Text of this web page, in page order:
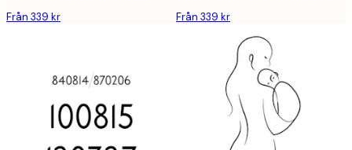
Från 339 kr Från 339 kr